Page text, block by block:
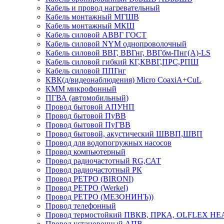
Кабель и провод нагревательный
Кабель монтажный МГШВ
Кабель монтажный МКШ
Кабель силовой АВВГ ГОСТ
Кабель силовой NYM однопроволочный
Кабель силовой ВВГ, ВВГнг, ВВГбм-Пнг(А)-LS
Кабель силовой гибкий КГ,КВВГ,ПРС,РПШ
Кабель силовой ППГнг
КВК(д/видеонаблюдения) Micro CoaxiA+CuL
КММ микрофонный
ПГВА (автомобильный)
Провод бытовой АПУНП
Провод бытовой ПуВВ
Провод бытовой ПуГВВ
Провод бытовой, акустический ШВВП,ШВП
Провод для водопогружных насосов
Провод компьютерный
Провод радиочастотный RG,САТ
Провод радиочастотный РК
Провод РЕТРО (BIRONI)
Провод РЕТРО (Werkel)
Провод РЕТРО (МЕЗОНИНЪ))
Провод телефонный
Провод термостойкий ПВКВ, ПРКА, OLFLEX